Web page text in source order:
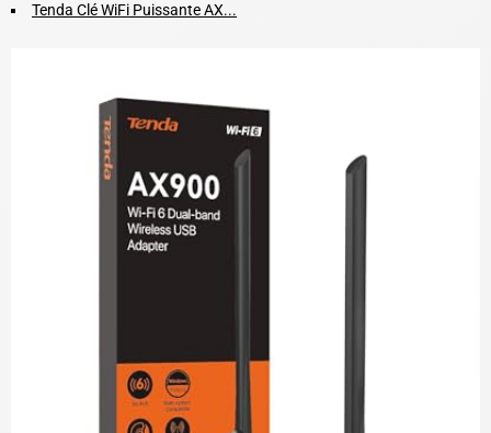
Tenda Clé WiFi Puissante AX...